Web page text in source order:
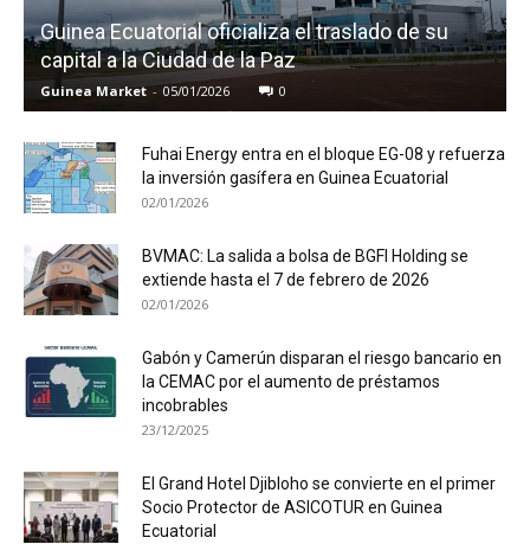
Guinea Ecuatorial oficializa el traslado de su
capital a la Ciudad de la Paz
Guinea Market - 05/01/2026 0
Fuhai Energy entra en el bloque EG-08 y refuerza
la inversión gasífera en Guinea Ecuatorial
02/01/2026
BVMAC: La salida a bolsa de BGFI Holding se
extiende hasta el 7 de febrero de 2026
02/01/2026
Gabón y Camerún disparan el riesgo bancario en
la CEMAC por el aumento de préstamos
incobrables
23/12/2025
El Grand Hotel Djibloho se convierte en el primer
Socio Protector de ASICOTUR en Guinea
Ecuatorial